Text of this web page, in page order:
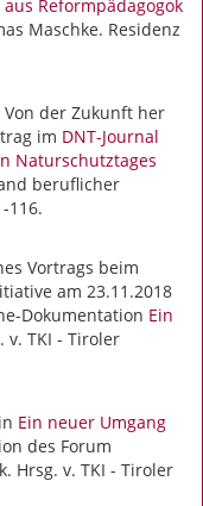
Reformpädagogok
Maschke. Residenz
der Zukunft her
im DNT-Journal
Naturschutztages
beruflicher
116.
Vortrags beim
am 23.11.2018
Dokumentation Ein
v. TKI - Tiroler
Ein neuer Umgang
des Forum
Hrsg. v. TKI - Tiroler